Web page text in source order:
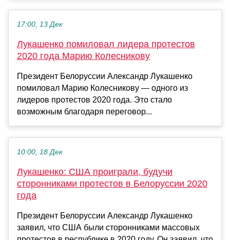
17:00, 13 Дек
Лукашенко помиловал лидера протестов
2020 года Марию Колесникову
Президент Белоруссии Александр Лукашенко
помиловал Марию Колесникову — одного из
лидеров протестов 2020 года. Это стало
возможным благодаря переговор...
10:00, 18 Дек
Лукашенко: США проиграли, будучи
сторонниками протестов в Белоруссии 2020
года
Президент Белоруссии Александр Лукашенко
заявил, что США были сторонниками массовых